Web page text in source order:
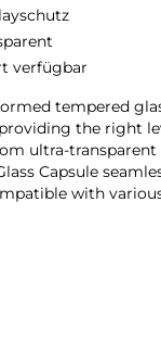
verfügbar
tempered
the right
ultra-
Capsule
with